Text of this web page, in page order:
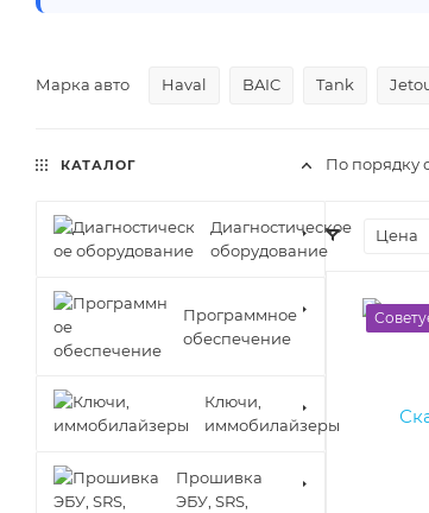
Марка авто Haval BAIC Tank
По порядку
Цена
КАТАЛОГ
Диагностическое
оборудование
Программное
обеспечение
Ключи,
иммобилайзеры
Прошивка
ЭБУ, SRS,